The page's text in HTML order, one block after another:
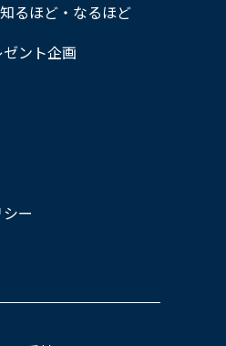
るほど・なるほど
ント企画
ー